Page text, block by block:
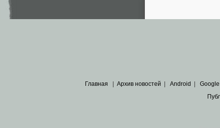
Главная Архив новостей Android Google